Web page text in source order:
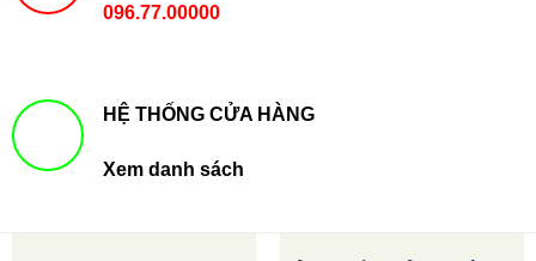
096.77.00000
HỆ THỐNG CỬA HÀNG
Xem danh sách